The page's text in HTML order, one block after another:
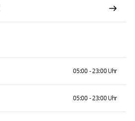
05:00 - 23:00 Uhr
05:00 - 23:00 Uhr